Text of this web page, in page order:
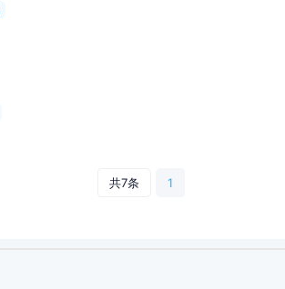
共7条 1